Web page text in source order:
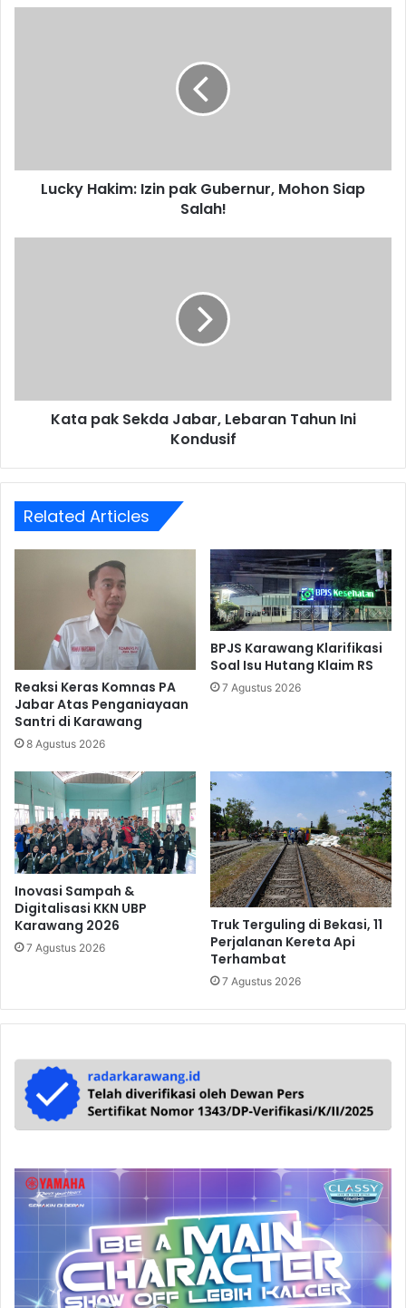
Lucky Hakim: Izin pak Gubernur, Mohon Siap
Salah!
Kata pak Sekda Jabar, Lebaran Tahun Ini
Kondusif
Related Articles
Reaksi Keras Komnas PA
Jabar Atas Penganiayaan
Santri di Karawang
8 Agustus 2026
BPJS Karawang Klarifikasi
Soal Isu Hutang Klaim RS
7 Agustus 2026
Inovasi Sampah &
Digitalisasi KKN UBP
Karawang 2026
7 Agustus 2026
Truk Terguling di Bekasi, 11
Perjalanan Kereta Api
Terhambat
7 Agustus 2026